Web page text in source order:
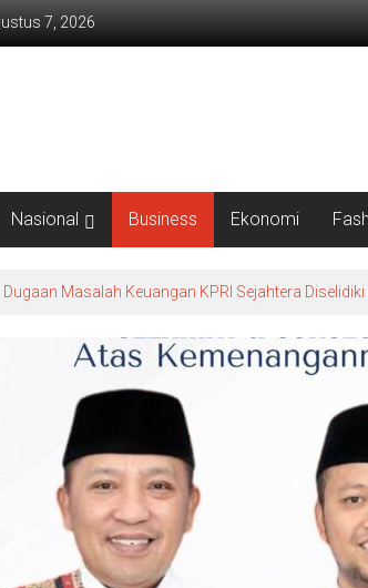
7, 2026
Nasional Business Ekonomi
Dugaan Masalah Keuangan KPRI Sejahtera